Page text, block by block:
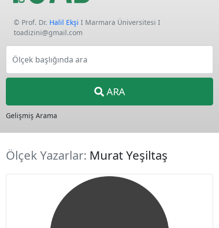
© Prof. Dr. Halil Ekşi I Marmara Üniversitesi I
toadizini@gmail.com
Ölçek başlığında ara
ARA
Gelişmiş Arama
Ölçek Yazarlar: Murat Yeşiltaş